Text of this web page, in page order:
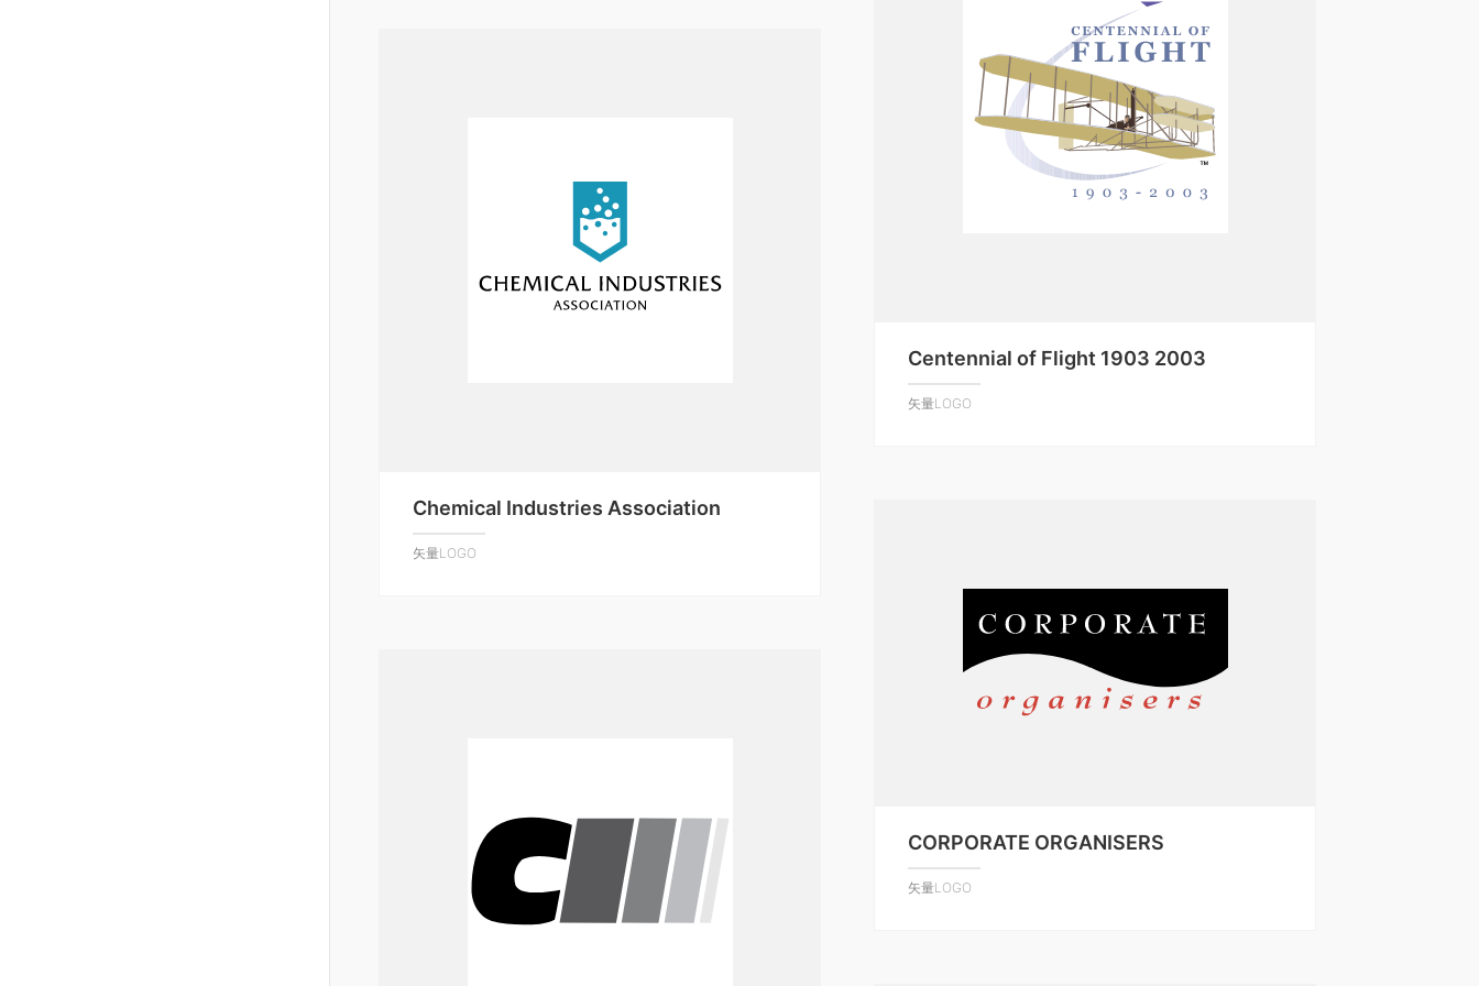
Centennial of Flight 1903 2003
矢量LOGO
Chemical Industries Association
矢量LOGO
CORPORATE ORGANISERS
矢量LOGO